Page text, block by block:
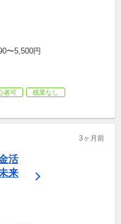
〜5,500円
者可
残業なし
3ヶ月前
活
来